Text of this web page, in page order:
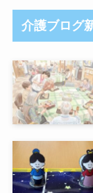
介護ブログ